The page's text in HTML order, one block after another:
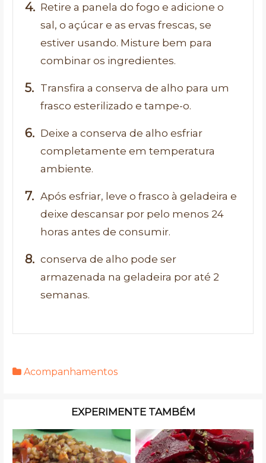
Retire a panela do fogo e adicione o
sal, o açúcar e as ervas frescas, se
estiver usando. Misture bem para
combinar os ingredientes.
Transfira a conserva de alho para um
frasco esterilizado e tampe-o.
Deixe a conserva de alho esfriar
completamente em temperatura
ambiente.
Após esfriar, leve o frasco à geladeira e
deixe descansar por pelo menos 24
horas antes de consumir.
conserva de alho pode ser
armazenada na geladeira por até 2
semanas.
Acompanhamentos
EXPERIMENTE TAMBÉM